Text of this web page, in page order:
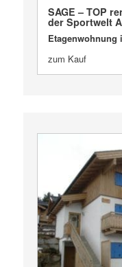
VERKAUFT
SAGE – TOP
der Sportwelt
Etagenwohnung
zum Kauf